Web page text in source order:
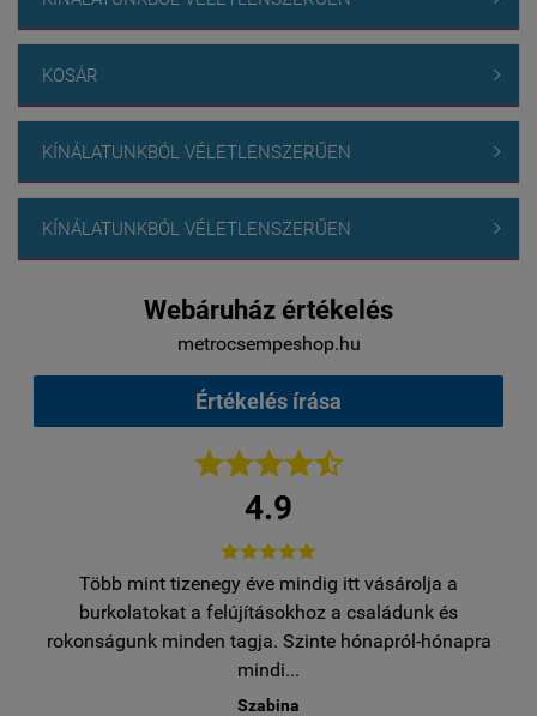
KOSÁR 
KÍNÁLATUNKBÓL VÉLETLENSZERŰEN 
KÍNÁLATUNKBÓL VÉLETLENSZERŰEN 
Webáruház értékelés
metrocsempeshop.hu
Értékelés írása

4.9

Több mint tizenegy éve mindig itt vásárolja a
burkolatokat a felújításokhoz a családunk és
rokonságunk minden tagja. Szinte hónapról-hónapra
mindi...
Szabina